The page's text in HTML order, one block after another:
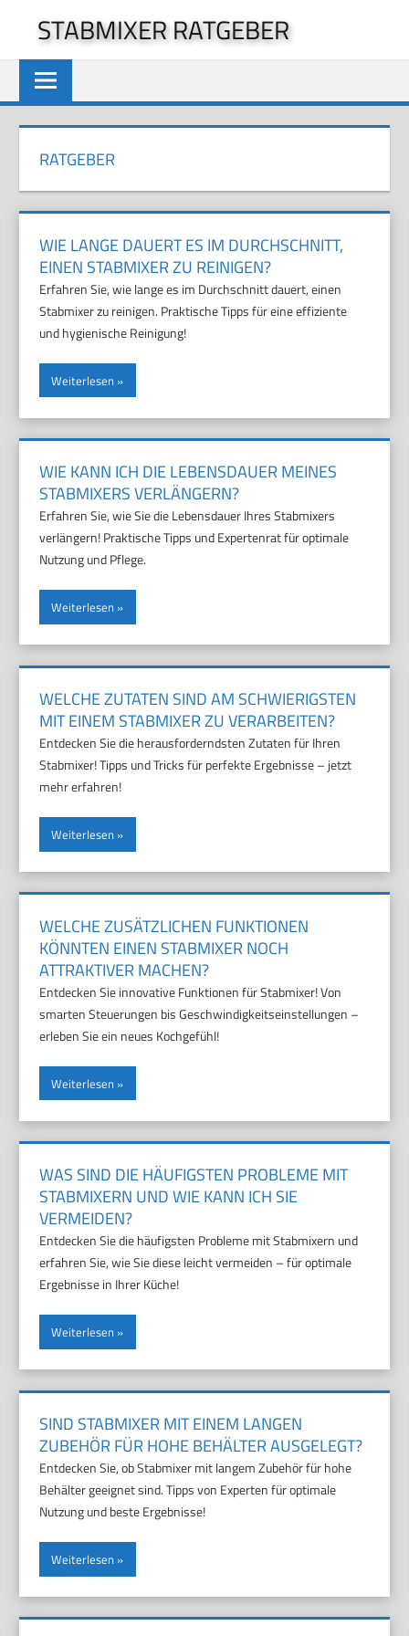
springen
STABMIXER RATGEBER
RATGEBER
WIE LANGE DAUERT ES IM DURCHSCHNITT,
EINEN STABMIXER ZU REINIGEN?
Erfahren Sie, wie lange es im Durchschnitt dauert, einen
Stabmixer zu reinigen. Praktische Tipps für eine effiziente
und hygienische Reinigung!
Weiterlesen
WIE KANN ICH DIE LEBENSDAUER MEINES
STABMIXERS VERLÄNGERN?
Erfahren Sie, wie Sie die Lebensdauer Ihres Stabmixers
verlängern! Praktische Tipps und Expertenrat für optimale
Nutzung und Pflege.
Weiterlesen
WELCHE ZUTATEN SIND AM SCHWIERIGSTEN
MIT EINEM STABMIXER ZU VERARBEITEN?
Entdecken Sie die herausforderndsten Zutaten für Ihren
Stabmixer! Tipps und Tricks für perfekte Ergebnisse – jetzt
mehr erfahren!
Weiterlesen
WELCHE ZUSÄTZLICHEN FUNKTIONEN
KÖNNTEN EINEN STABMIXER NOCH
ATTRAKTIVER MACHEN?
Entdecken Sie innovative Funktionen für Stabmixer! Von
smarten Steuerungen bis Geschwindigkeitseinstellungen –
erleben Sie ein neues Kochgefühl!
Weiterlesen
WAS SIND DIE HÄUFIGSTEN PROBLEME MIT
STABMIXERN UND WIE KANN ICH SIE
VERMEIDEN?
Entdecken Sie die häufigsten Probleme mit Stabmixern und
erfahren Sie, wie Sie diese leicht vermeiden – für optimale
Ergebnisse in Ihrer Küche!
Weiterlesen
SIND STABMIXER MIT EINEM LANGEN
ZUBEHÖR FÜR HOHE BEHÄLTER AUSGELEGT?
Entdecken Sie, ob Stabmixer mit langem Zubehör für hohe
Behälter geeignet sind. Tipps von Experten für optimale
Nutzung und beste Ergebnisse!
Weiterlesen